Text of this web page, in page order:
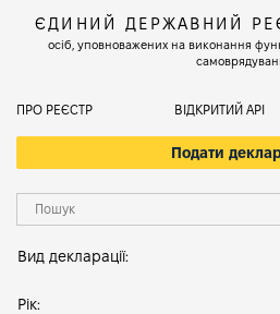
ЄДИНИЙ ДЕРЖАВНИЙ
осіб, уповноважених на виконання
ПРО РЕЄСТР ВІДКРИТИЙ АРІ
Подати
Вид декларації:
Рік: